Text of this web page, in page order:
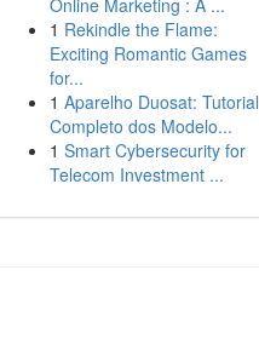
Online Marketing : A ...
1 Rekindle the Flame:
Exciting Romantic Games
for...
1 Aparelho Duosat: Tutorial
Completo dos Modelo...
1 Smart Cybersecurity for
Telecom Investment ...